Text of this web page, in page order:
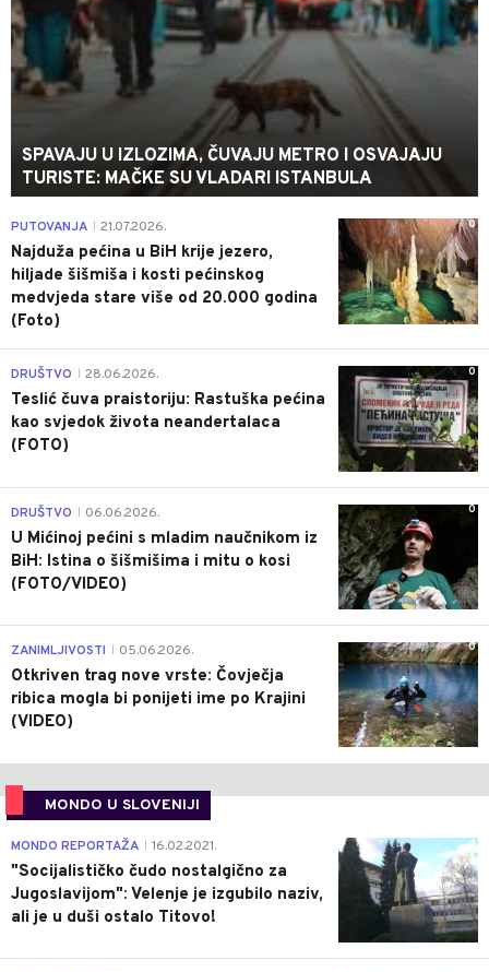
SPAVAJU U IZLOZIMA, ČUVAJU METRO I OSVAJAJU
TURISTE: MAČKE SU VLADARI ISTANBULA
0
PUTOVANJA 21.07.2026.
Najduža pećina u BiH krije jezero,
hiljade šišmiša i kosti pećinskog
medvjeda stare više od 20.000 godina
(Foto)
0
DRUŠTVO 28.06.2026.
Teslić čuva praistoriju: Rastuška pećina
kao svjedok života neandertalaca
(FOTO)
0
DRUŠTVO 06.06.2026.
U Mićinoj pećini s mladim naučnikom iz
BiH: Istina o šišmišima i mitu o kosi
(FOTO/VIDEO)
0
ZANIMLJIVOSTI 05.06.2026.
Otkriven trag nove vrste: Čovječja
ribica mogla bi ponijeti ime po Krajini
(VIDEO)
MONDO U SLOVENIJI
4
MONDO REPORTAŽA 16.02.2021.
"Socijalističko čudo nostalgično za
Jugoslavijom": Velenje je izgubilo naziv,
ali je u duši ostalo Titovo!